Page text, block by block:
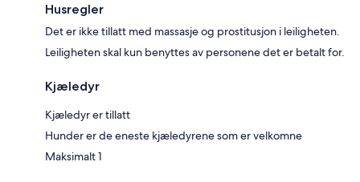
Husregler
Det er ikke tillatt med massasje og prostitusjon i leiligheten.
Leiligheten skal kun benyttes av personene det er betalt for.
Kjæledyr
Kjæledyr er tillatt
Hunder er de eneste kjæledyrene som er velkomne
Maksimalt 1